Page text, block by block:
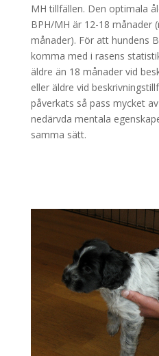
MH tillfällen. Den optimala
BPH/MH är 12-18 månader
månader). För att hundens
komma med i rasens
äldre än 18 månader vid
eller äldre vid
påverkats så pass mycket
nedärvda mentala
samma sätt.